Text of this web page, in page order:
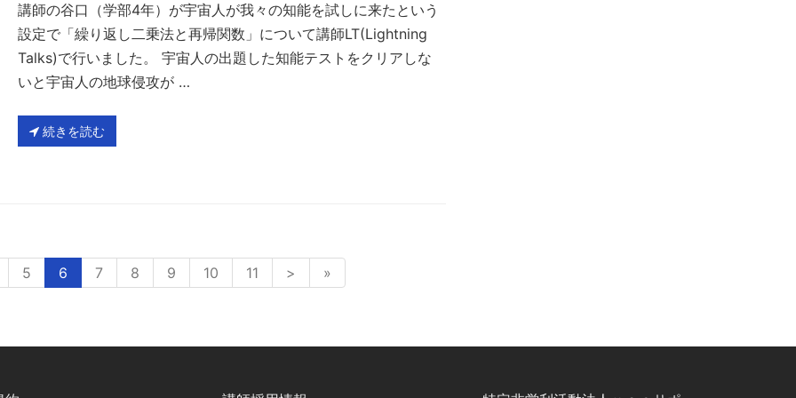
講師の谷口（学部4年）が宇宙人が我々の知能を試しに来たという
設定で「繰り返し二乗法と再帰関数」について講師LT(Lightning
Talks)で行いました。 宇宙人の出題した知能テストをクリアしな
いと宇宙人の地球侵攻が …
続きを読む
5 6 7 8 9 10 11 > »